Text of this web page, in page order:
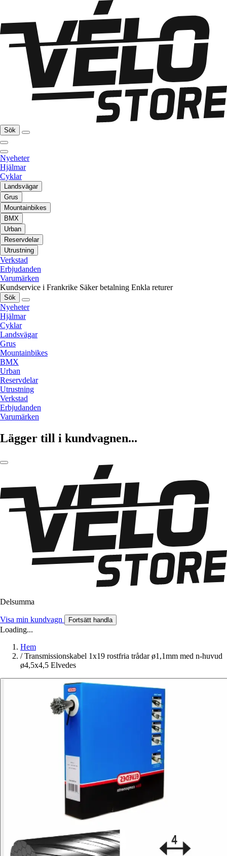
Sök
Nyeheter
Hjälmar
Cyklar
Landsvägar
Grus
Mountainbikes
BMX
Urban
Reservdelar
Utrustning
Verkstad
Erbjudanden
Varumärken
Kundservice i Frankrike Säker betalning Enkla returer
Sök
Nyeheter
Hjälmar
Cyklar
Landsvägar
Grus
Mountainbikes
BMX
Urban
Reservdelar
Utrustning
Verkstad
Erbjudanden
Varumärken
Lägger till i kundvagnen...
Delsumma
Visa min kundvagn Fortsätt handla
Loading...
Hem
/ Transmissionskabel 1x19 rostfria trådar ø1,1mm med n-huvud
ø4,5x4,5 Elvedes